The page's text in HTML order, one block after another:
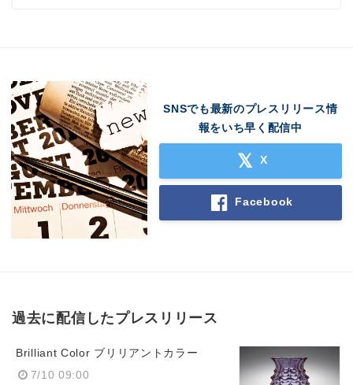
SNSでも最新のプレスリリース情
報をいち早く配信中
X
Facebook
過去に配信したプレスリリース
Brilliant Color ブリリアントカラー
7/10 09:00